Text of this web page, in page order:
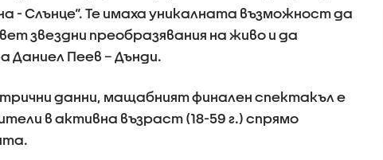
- Слънце“. Те имаха уникалната възможност да
звездни преобразявания на живо и да
Даниел Пеев – Дънди.
данни, мащабният финален спектакъл е
в активна възраст (18-59 г.) спрямо